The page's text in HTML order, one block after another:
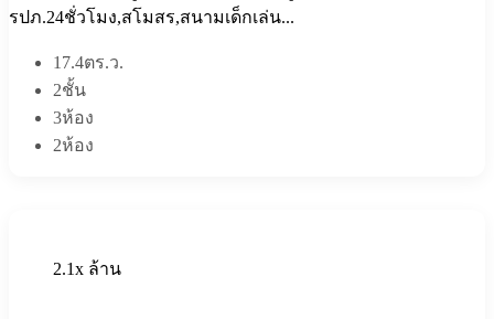
รปภ.24ชั่วโมง,สโมสร,สนามเด็กเล่น...
17.4ตร.ว.
2ชั้น
3ห้อง
2ห้อง
2.1x ล้าน